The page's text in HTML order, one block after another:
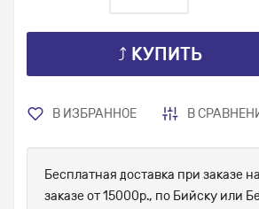
⤴ КУПИТЬ
В ИЗБРАННОЕ В
Бесплатная доставка при заказе
заказе от 15000р., по Бийску или